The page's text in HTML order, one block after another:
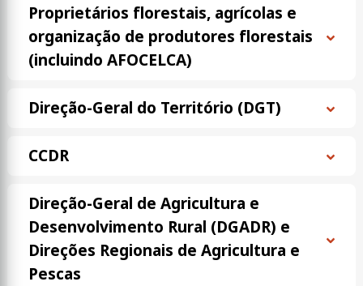
Proprietários florestais, agrícolas e
organização de produtores florestais
(incluindo AFOCELCA)
Direção-Geral do Território (DGT)
CCDR
Direção-Geral de Agricultura e
Desenvolvimento Rural (DGADR) e
Direções Regionais de Agricultura e
Pescas